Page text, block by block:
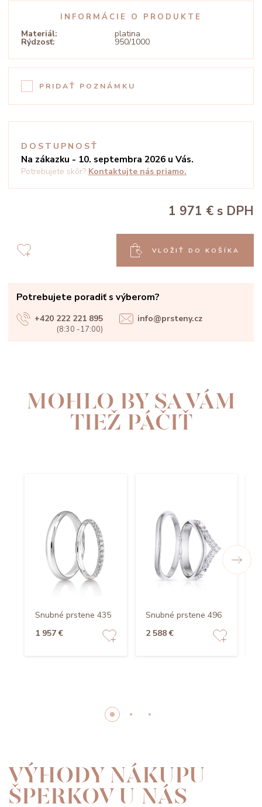
INFORMÁCIE O PRODUKTE
Materiál: platina
Rýdzosť: 950/1000
PRIDAŤ POZNÁMKU
DOSTUPNOSŤ
Na zákazku - 10. septembra 2026 u Vás.
Potrebujete skôr? Kontaktujte nás priamo.
1 971 € s DPH
VLOŽIŤ DO KOŠÍKA
Potrebujete poradiť s výberom?
+420 222 221 895
(8:30 -17:00)
info@prsteny.cz
MOHLO BY SA VÁM
TIEŽ PÁČIŤ
Snubné prstene 435
1 957 €
Snubné prstene 496
2 588 €
VÝHODY NÁKUPU
ŠPERKOV U NÁS